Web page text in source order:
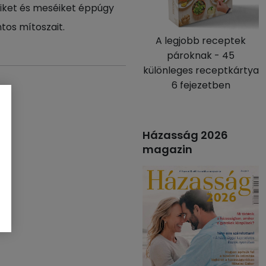
és meséiket éppúgy
mítoszait.
A legjobb receptek
pároknak - 45
különleges receptkártya
6 fejezetben
Házasság 2026
magazin